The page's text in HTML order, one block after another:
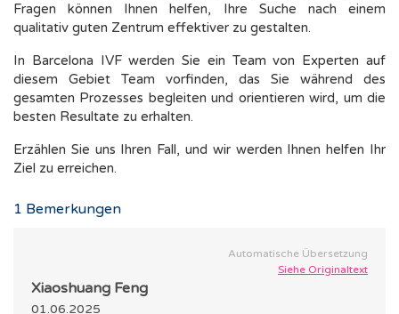
Fragen können Ihnen helfen, Ihre Suche nach einem
qualitativ guten Zentrum effektiver zu gestalten.
In Barcelona IVF werden Sie ein Team von Experten auf
diesem Gebiet Team vorfinden, das Sie während des
gesamten Prozesses begleiten und orientieren wird, um die
besten Resultate zu erhalten.
Erzählen Sie uns Ihren Fall, und wir werden Ihnen helfen Ihr
Ziel zu erreichen.
1 Bemerkungen
Automatische Übersetzung
Siehe Originaltext
Xiaoshuang Feng
01.06.2025